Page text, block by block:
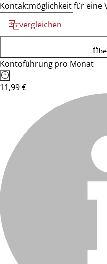
Kontaktmöglichkeit für eine
vergleichen
Kontoführung pro Monat
11,99 €